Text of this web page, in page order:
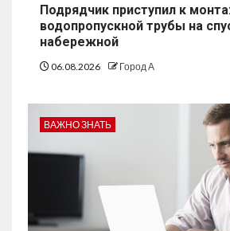
Подрядчик приступил к
водопропускной трубы на
набережной
06.08.2026 Город А
ВАЖНО ЗНАТЬ